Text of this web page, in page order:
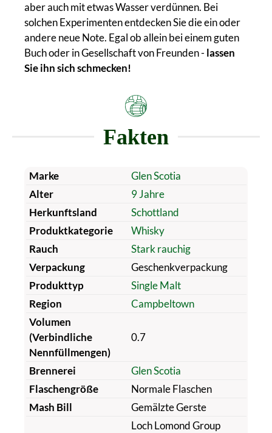
aber auch mit etwas Wasser verdünnen. Bei
solchen Experimenten entdecken Sie die ein oder
andere neue Note. Egal ob allein bei einem guten
Buch oder in Gesellschaft von Freunden - lassen
Sie ihn sich schmecken!
Fakten
Marke
Glen Scotia
Alter
9 Jahre
Herkunftsland
Schottland
Produktkategorie
Whisky
Rauch
Stark rauchig
Verpackung
Geschenkverpackung
Produkttyp
Single Malt
Region
Campbeltown
Volumen
(Verbindliche
Nennfüllmengen)
0.7
Brennerei
Glen Scotia
Flaschengröße
Normale Flaschen
Mash Bill
Gemälzte Gerste
Loch Lomond Group